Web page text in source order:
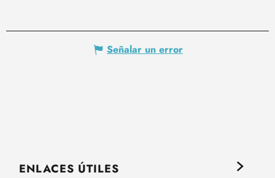
Señalar un error
ENLACES ÚTILES